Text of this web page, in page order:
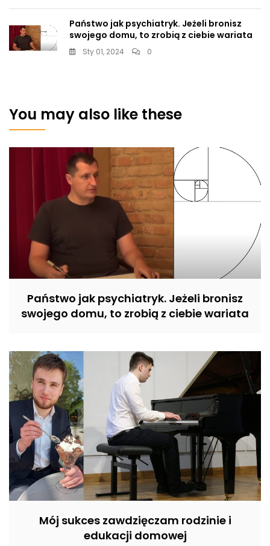
Państwo jak psychiatryk. Jeżeli bronisz
swojego domu, to zrobią z ciebie wariata
Sty 01, 2024 0
You may also like these
Państwo jak psychiatryk. Jeżeli bronisz
swojego domu, to zrobią z ciebie wariata
Mój sukces zawdzięczam rodzinie i
edukacji domowej